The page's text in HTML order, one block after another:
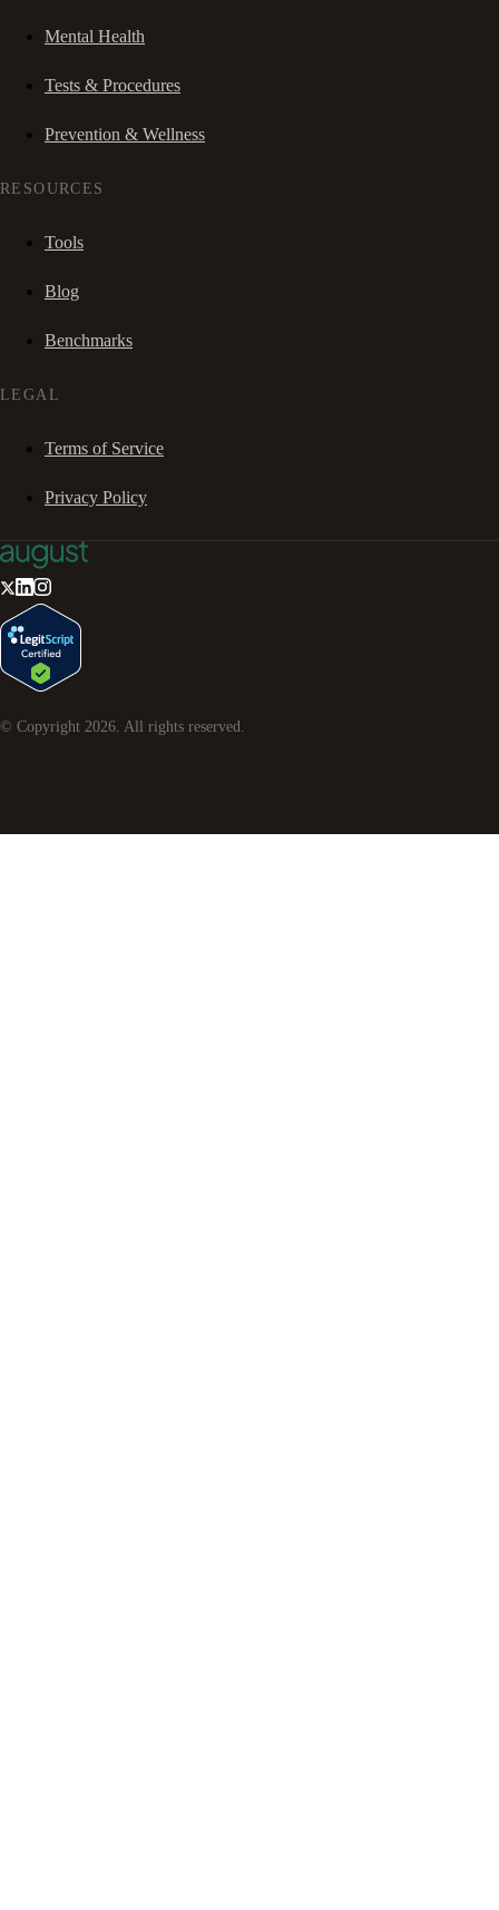
Mental Health
Tests & Procedures
Prevention & Wellness
RESOURCES
Tools
Blog
Benchmarks
LEGAL
Terms of Service
Privacy Policy
© Copyright 2026 . All rights reserved.